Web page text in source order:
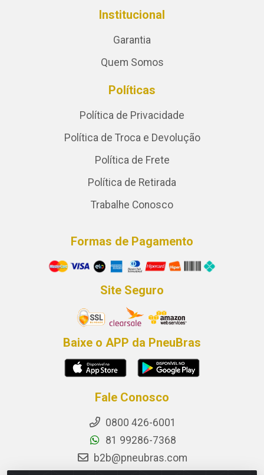
Institucional
Garantia
Quem Somos
Políticas
Política de Privacidade
Política de Troca e Devolução
Política de Frete
Política de Retirada
Trabalhe Conosco
Formas de Pagamento
Site Seguro
Baixe o APP da PneuBras
Fale Conosco
0800 426-6001
81 99286-7368
b2b@pneubras.com